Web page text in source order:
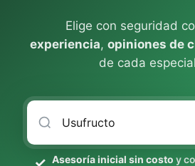
Elige con seguridad
experiencia, opiniones de
de cada
Asesoría inicial sin costo y